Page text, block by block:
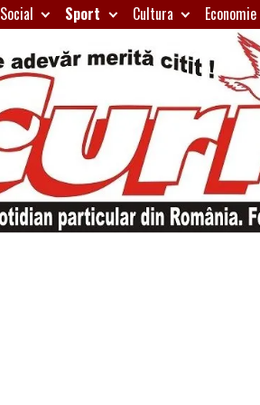
Social Sport Cultura Economie